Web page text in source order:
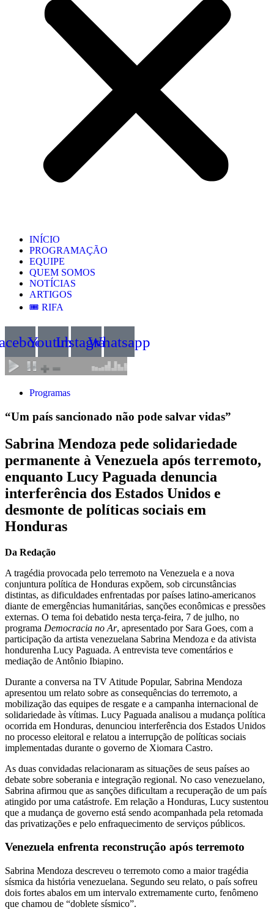
INÍCIO
PROGRAMAÇÃO
EQUIPE
QUEM SOMOS
NOTÍCIAS
ARTIGOS
🎟️ RIFA
YoutubeInstagramWhatsapp
Programas
“Um país sancionado não pode salvar vidas”
Sabrina Mendoza pede solidariedade
permanente à Venezuela após terremoto,
enquanto Lucy Paguada denuncia
interferência dos Estados Unidos e
desmonte de políticas sociais em
Honduras
Da Redação
A tragédia provocada pelo terremoto na Venezuela e a nova
conjuntura política de Honduras expõem, sob circunstâncias
distintas, as dificuldades enfrentadas por países latino-americanos
diante de emergências humanitárias, sanções econômicas e pressões
externas. O tema foi debatido nesta terça-feira, 7 de julho, no
programa Democracia no Ar, apresentado por Sara Goes, com a
participação da artista venezuelana Sabrina Mendoza e da ativista
hondurenha Lucy Paguada. A entrevista teve comentários e
mediação de Antônio Ibiapino.
Durante a conversa na TV Atitude Popular, Sabrina Mendoza
apresentou um relato sobre as consequências do terremoto, a
mobilização das equipes de resgate e a campanha internacional de
solidariedade às vítimas. Lucy Paguada analisou a mudança política
ocorrida em Honduras, denunciou interferência dos Estados Unidos
no processo eleitoral e relatou a interrupção de políticas sociais
implementadas durante o governo de Xiomara Castro.
As duas convidadas relacionaram as situações de seus países ao
debate sobre soberania e integração regional. No caso venezuelano,
Sabrina afirmou que as sanções dificultam a recuperação de um país
atingido por uma catástrofe. Em relação a Honduras, Lucy sustentou
que a mudança de governo está sendo acompanhada pela retomada
das privatizações e pelo enfraquecimento de serviços públicos.
Venezuela enfrenta reconstrução após terremoto
Sabrina Mendoza descreveu o terremoto como a maior tragédia
sísmica da história venezuelana. Segundo seu relato, o país sofreu
dois fortes abalos em um intervalo extremamente curto, fenômeno
que chamou de “doblete sísmico”.